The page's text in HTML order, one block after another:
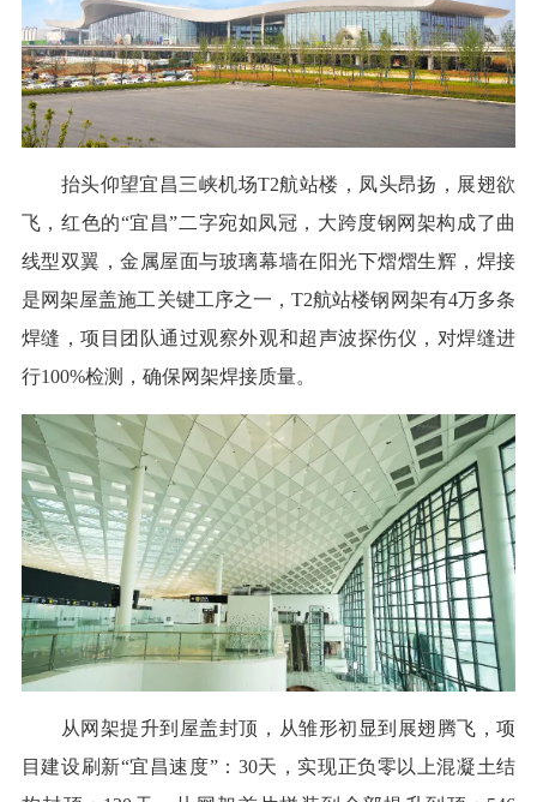
抬头仰望宜昌三峡机场T2航站楼，凤头昂扬，展翅欲
飞，红色的“宜昌”二字宛如凤冠，大跨度钢网架构成了曲
线型双翼，金属屋面与玻璃幕墙在阳光下熠熠生辉，焊接
是网架屋盖施工关键工序之一，T2航站楼钢网架有4万多条
焊缝，项目团队通过观察外观和超声波探伤仪，对焊缝进
行100%检测，确保网架焊接质量。
从网架提升到屋盖封顶，从雏形初显到展翅腾飞，项
目建设刷新“宜昌速度”：30天，实现正负零以上混凝土结